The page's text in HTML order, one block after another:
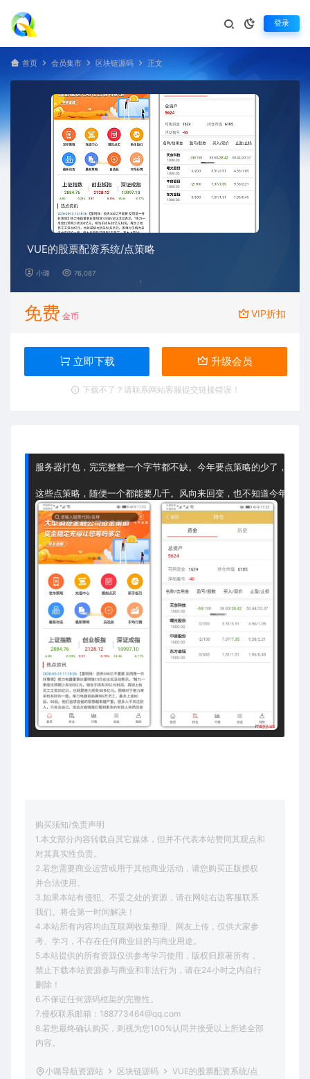
登录
首页 会员集市 区块链源码 正文
VUE的股票配资系统/点策略
小璐 76,087
免费 金币 VIP折扣
立即下载 升级会员
下载不了？请联系网站客服提交链接错误！
服务器打包，完完整整一个字节都不缺。今年要点策略的少了，去年
购买须知/免责声明
1.本文部分内容转载自其它媒体，但并不代表本站赞同其观点和
对其真实性负责。
2.若您需要商业运营或用于其他商业活动，请您购买正版授权
并合法使用。
3.如果本站有侵犯、不妥之处的资源，请在网站右边客服联系
我们。将会第一时间解决！
4.本站所有内容均由互联网收集整理、网友上传，仅供大家参
考、学习，不存在任何商业目的与商业用途。
5.本站提供的所有资源仅供参考学习使用，版权归原著所有，
禁止下载本站资源参与商业和非法行为，请在24小时之内自行
删除！
6.不保证任何源码框架的完整性。
7.侵权联系邮箱：188773464@qq.com
8.若您最终确认购买，则视为您100%认同并接受以上所述全部
内容。
小璐导航资源站 区块链源码
VUE的股票配资系统/点